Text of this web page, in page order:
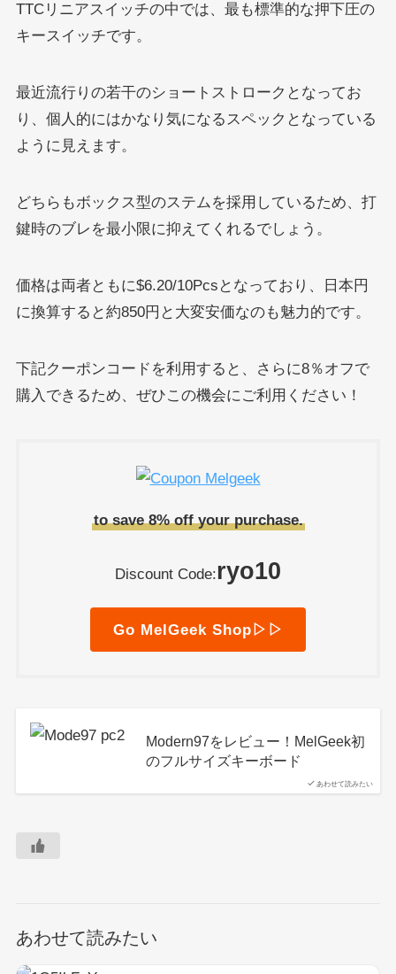
TTCリニアスイッチの中では、最も標準的な押下圧の
キースイッチです。
最近流行りの若干のショートストロークとなってお
り、個人的にはかなり気になるスペックとなっている
ように見えます。
どちらもボックス型のステムを採用しているため、打
鍵時のブレを最小限に抑えてくれるでしょう。
価格は両者ともに$6.20/10Pcsとなっており、日本円
に換算すると約850円と大変安価なのも魅力的です。
下記クーポンコードを利用すると、さらに8％オフで
購入できるため、ぜひこの機会にご利用ください！
to save 8% off your purchase.
Discount Code:ryo10
Go MelGeek Shop▷▷
あわせて読みたい
Modern97をレビュー！MelGeek初
のフルサイズキーボード
あわせて読みたい